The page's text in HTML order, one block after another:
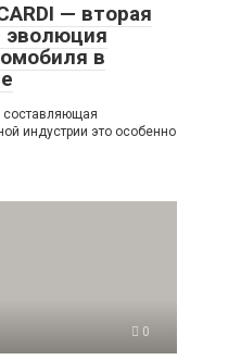
— вторая
эволюция
в
составляющая
индустрии это особенно
0